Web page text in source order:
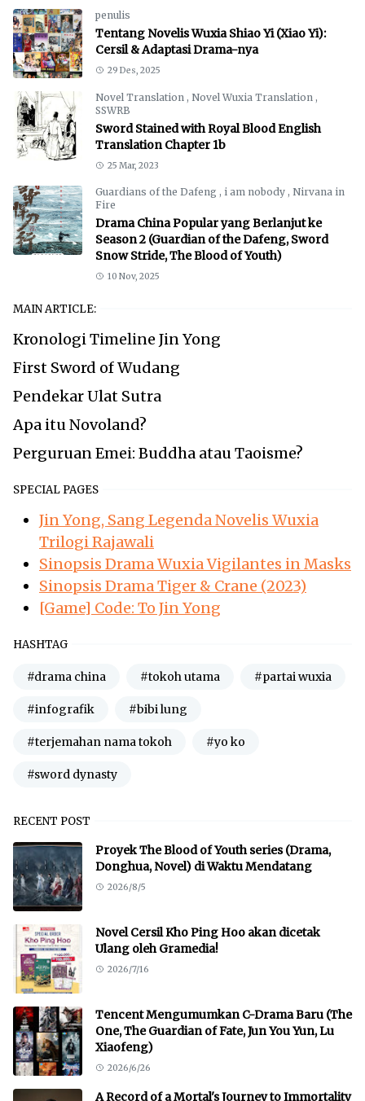
penulis
Tentang Novelis Wuxia Shiao Yi (Xiao Yi):
Cersil & Adaptasi Drama-nya
29 Des, 2025
Novel Translation , Novel Wuxia Translation ,
SSWRB
Sword Stained with Royal Blood English
Translation Chapter 1b
25 Mar, 2023
Guardians of the Dafeng , i am nobody , Nirvana in
Fire
Drama China Popular yang Berlanjut ke
Season 2 (Guardian of the Dafeng, Sword
Snow Stride, The Blood of Youth)
10 Nov, 2025
MAIN ARTICLE:
Kronologi Timeline Jin Yong
First Sword of Wudang
Pendekar Ulat Sutra
Apa itu Novoland?
Perguruan Emei: Buddha atau Taoisme?
SPECIAL PAGES
Jin Yong, Sang Legenda Novelis Wuxia
Trilogi Rajawali
Sinopsis Drama Wuxia Vigilantes in Masks
Sinopsis Drama Tiger & Crane (2023)
[Game] Code: To Jin Yong
HASHTAG
#drama china #tokoh utama #partai wuxia
#infografik #bibi lung
#terjemahan nama tokoh #yo ko
#sword dynasty
RECENT POST
Proyek The Blood of Youth series (Drama,
Donghua, Novel) di Waktu Mendatang
2026/8/5
Novel Cersil Kho Ping Hoo akan dicetak
Ulang oleh Gramedia!
2026/7/16
Tencent Mengumumkan C-Drama Baru (The
One, The Guardian of Fate, Jun You Yun, Lu
Xiaofeng)
2026/6/26
A Record of a Mortal's Journey to Immortality